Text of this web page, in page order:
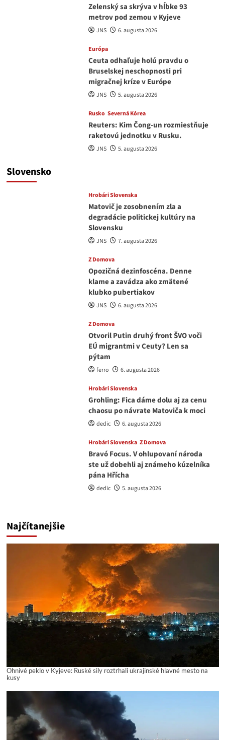
Zelenský sa skrýva v hĺbke 93
metrov pod zemou v Kyjeve
JNS 6. augusta 2026
Európa
Ceuta odhaľuje holú pravdu o
Bruselskej neschopnosti pri
migračnej kríze v Európe
JNS 5. augusta 2026
Rusko Severná Kórea
Reuters: Kim Čong-un rozmiestňuje
raketovú jednotku v Rusku.
JNS 5. augusta 2026
Slovensko
Hrobári Slovenska
Matovič je zosobnením zla a
degradácie politickej kultúry na
Slovensku
JNS 7. augusta 2026
Z Domova
Opozičná dezinfoscéna. Denne
klame a zavádza ako zmätené
klubko pubertiakov
JNS 6. augusta 2026
Z Domova
Otvoril Putin druhý front ŠVO voči
EÚ migrantmi v Ceuty? Len sa
pýtam
ferro 6. augusta 2026
Hrobári Slovenska
Grohling: Fica dáme dolu aj za cenu
chaosu po návrate Matoviča k moci
dedic 6. augusta 2026
Hrobári Slovenska Z Domova
Bravó Focus. V ohlupovaní národa
ste už dobehli aj známeho kúzelníka
pána Hřícha
dedic 5. augusta 2026
Najčítanejšie
Ohnivé peklo v Kyjeve: Ruské sily roztrhali ukrajinské hlavné mesto na
kusy